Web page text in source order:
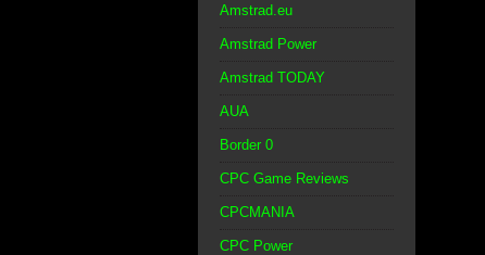
Amstrad.eu
Amstrad Power
Amstrad TODAY
AUA
Border 0
CPC Game Reviews
CPCMANIA
CPC Power